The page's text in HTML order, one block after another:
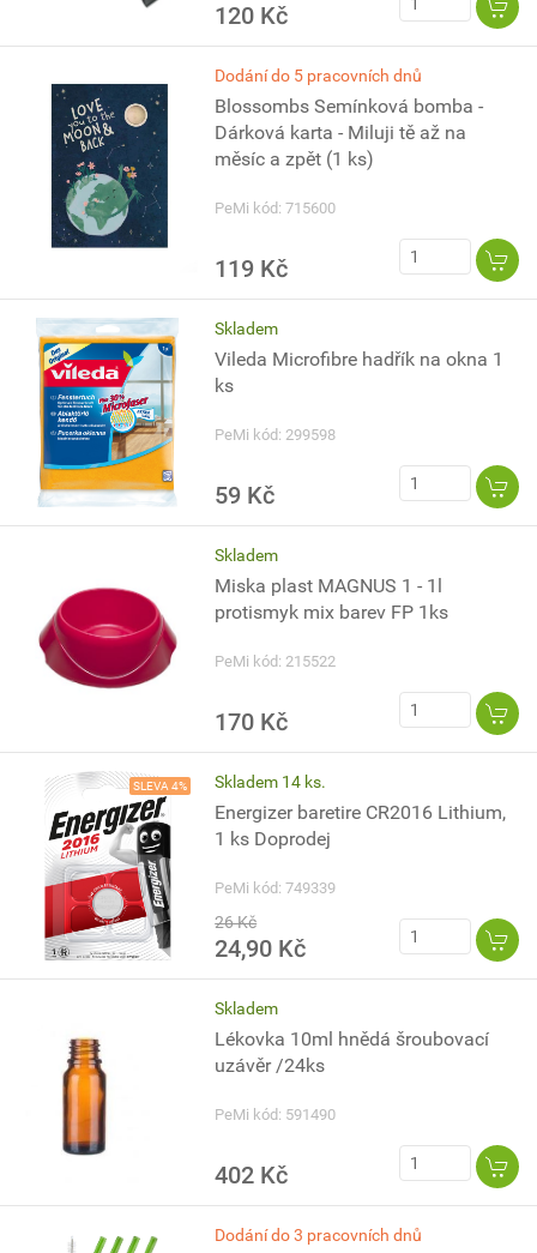
120 Kč
Dodání do 5 pracovních dnů
Blossombs Semínková bomba -
Dárková karta - Miluji tě až na
měsíc a zpět (1 ks)
PeMi kód: 715600
119 Kč
Skladem
Vileda Microfibre hadřík na okna 1
ks
PeMi kód: 299598
59 Kč
Skladem
Miska plast MAGNUS 1 - 1l
protismyk mix barev FP 1ks
PeMi kód: 215522
170 Kč
SLEVA 4% Skladem 14 ks.
Energizer baretire CR2016 Lithium,
1 ks Doprodej
PeMi kód: 749339
26 Kč
24,90 Kč
Skladem
Lékovka 10ml hnědá šroubovací
uzávěr /24ks
PeMi kód: 591490
402 Kč
Dodání do 3 pracovních dnů